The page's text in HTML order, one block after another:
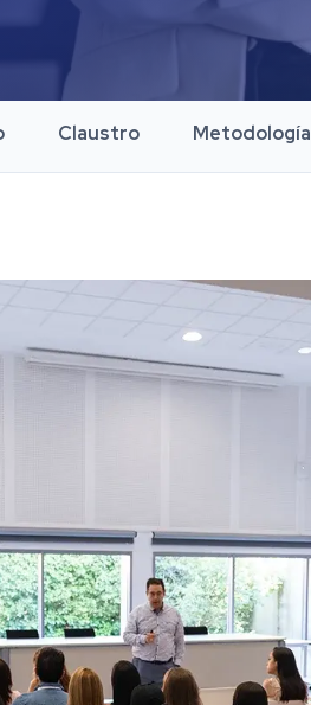
Claustro Metodología